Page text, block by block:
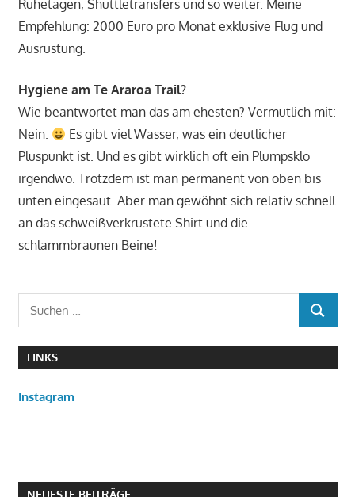
Ruhetagen, Shuttletransfers und so weiter. Meine
Empfehlung: 2000 Euro pro Monat exklusive Flug und
Ausrüstung.
Hygiene am Te Araroa Trail?
Wie beantwortet man das am ehesten? Vermutlich mit:
Nein.
Es gibt viel Wasser, was ein deutlicher
Pluspunkt ist. Und es gibt wirklich oft ein Plumpsklo
irgendwo. Trotzdem ist man permanent von oben bis
unten eingesaut. Aber man gewöhnt sich relativ schnell
an das schweißverkrustete Shirt und die
schlammbraunen Beine!
Suchen
nach:
SUCHEN
LINKS
Instagram
NEUESTE BEITRÄGE